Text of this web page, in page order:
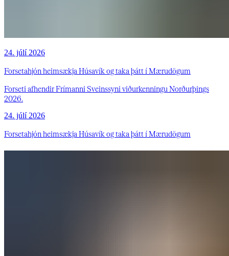
24. júlí 2026
Forsetahjón heimsækja Húsavík og taka þátt í Mærudögum
Forseti afhendir Frímanni Sveinssyni viðurkenningu Norðurþings
2026.
24. júlí 2026
Forsetahjón heimsækja Húsavík og taka þátt í Mærudögum